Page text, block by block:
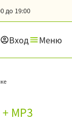
до 19:00
Вход Меню
MP3